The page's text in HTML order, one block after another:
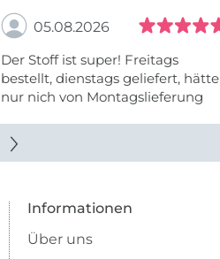
05.08.2026
Der Stoff ist super! Freitags
bestellt, dienstags geliefert, hätte
nur nich von Montagslieferung
Informationen
Über uns